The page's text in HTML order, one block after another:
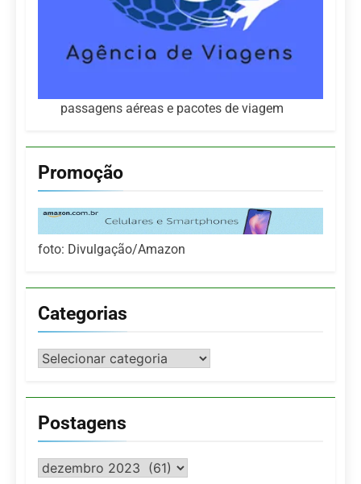
passagens aéreas e pacotes de viagem
Promoção
foto: Divulgação/Amazon
Categorias
Categorias
Postagens
Postagens